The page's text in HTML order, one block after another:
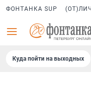
ФОНТАНКА SUP
Куда пойти на выходных